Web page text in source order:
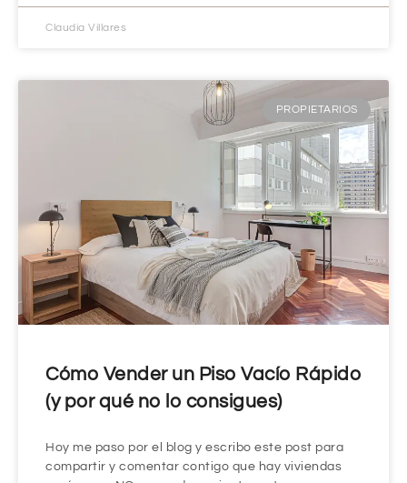
Claudia Villares
PROPIETARIOS
Cómo Vender un Piso Vacío Rápido
(y por qué no lo consigues)
Hoy me paso por el blog y escribo este post para
compartir y comentar contigo que hay viviendas